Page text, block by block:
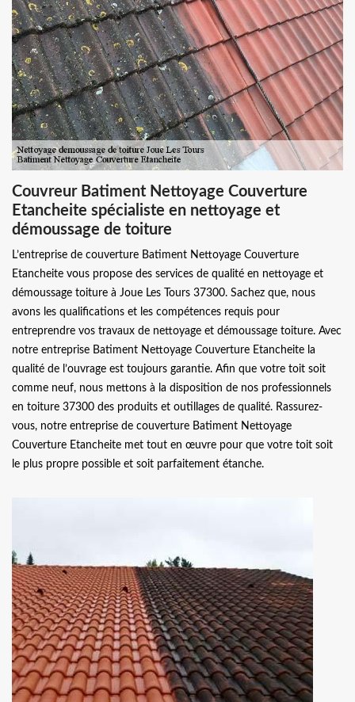
Couvreur Batiment Nettoyage Couverture
Etancheite spécialiste en nettoyage et
démoussage de toiture
L’entreprise de couverture Batiment Nettoyage Couverture
Etancheite vous propose des services de qualité en nettoyage et
démoussage toiture à Joue Les Tours 37300. Sachez que, nous
avons les qualifications et les compétences requis pour
entreprendre vos travaux de nettoyage et démoussage toiture. Avec
notre entreprise Batiment Nettoyage Couverture Etancheite la
qualité de l’ouvrage est toujours garantie. Afin que votre toit soit
comme neuf, nous mettons à la disposition de nos professionnels
en toiture 37300 des produits et outillages de qualité. Rassurez-
vous, notre entreprise de couverture Batiment Nettoyage
Couverture Etancheite met tout en œuvre pour que votre toit soit
le plus propre possible et soit parfaitement étanche.